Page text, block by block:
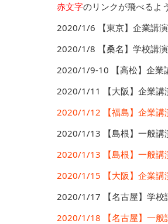
赤文字のリンクが飛べるよ
2020/1/6 【東京】企業
2020/1/8 【桑名】学校講
2020/1/9-10 【高松】企業
2020/1/11 【大阪】企業
2020/1/12 【福島】企業
2020/1/13 【島根】一般
2020/1/13 【島根】一般講
2020/1/15 【大阪】企業講
2020/1/17 【名古屋】学
2020/1/18 【名古屋】一般